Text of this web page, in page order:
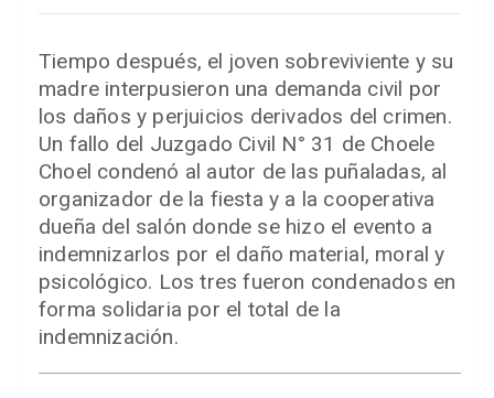
Tiempo después, el joven sobreviviente y su
madre interpusieron una demanda civil por
los daños y perjuicios derivados del crimen.
Un fallo del Juzgado Civil N° 31 de Choele
Choel condenó al autor de las puñaladas, al
organizador de la fiesta y a la cooperativa
dueña del salón donde se hizo el evento a
indemnizarlos por el daño material, moral y
psicológico. Los tres fueron condenados en
forma solidaria por el total de la
indemnización.